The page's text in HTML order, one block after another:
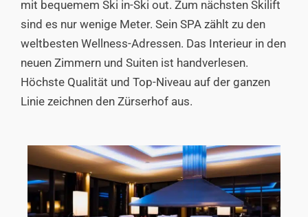
mit bequemem Ski in-Ski out. Zum nächsten Skilift
sind es nur wenige Meter. Sein SPA zählt zu den
weltbesten Wellness-Adressen. Das Interieur in den
neuen Zimmern und Suiten ist handverlesen.
Höchste Qualität und Top-Niveau auf der ganzen
Linie zeichnen den Zürserhof aus.